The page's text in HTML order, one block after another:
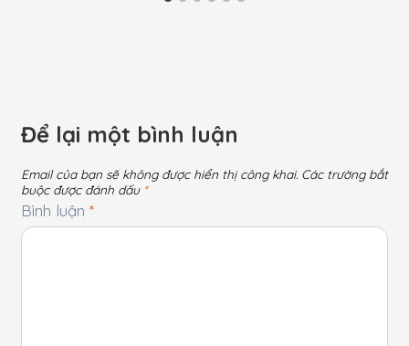
Để lại một bình luận
Email của bạn sẽ không được hiển thị công khai. Các trường bắt
buộc được đánh dấu *
Bình luận *